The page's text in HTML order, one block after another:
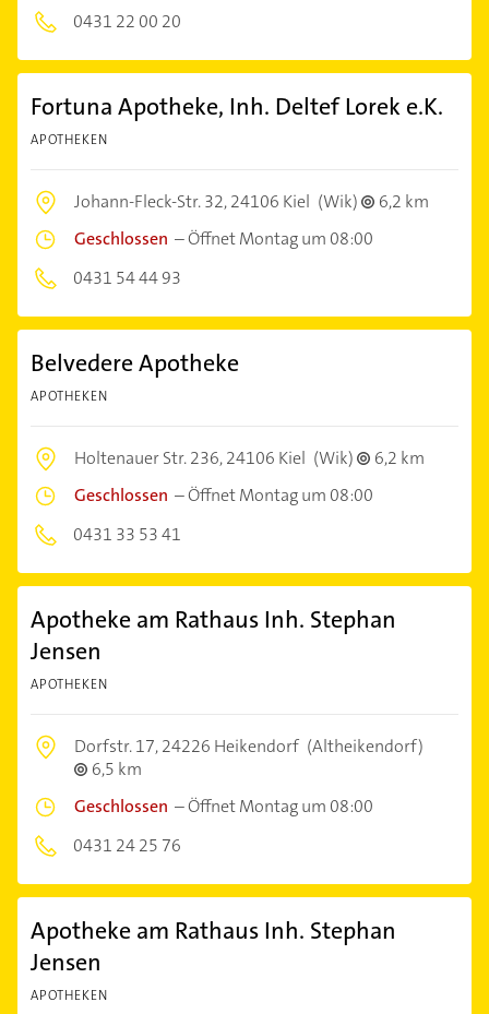
0431 22 00 20
Fortuna Apotheke, Inh. Deltef Lorek e.K.
APOTHEKEN
Johann-Fleck-Str. 32,24106 Kiel (Wik)
6,2 km
Geschlossen –Öffnet Montag um 08:00
0431 54 44 93
Belvedere Apotheke
APOTHEKEN
Holtenauer Str. 236,24106 Kiel (Wik)
6,2 km
Geschlossen –Öffnet Montag um 08:00
0431 33 53 41
Apotheke am Rathaus Inh. Stephan
Jensen
APOTHEKEN
Dorfstr. 17,24226 Heikendorf (Altheikendorf)
6,5 km
Geschlossen –Öffnet Montag um 08:00
0431 24 25 76
Apotheke am Rathaus Inh. Stephan
Jensen
APOTHEKEN